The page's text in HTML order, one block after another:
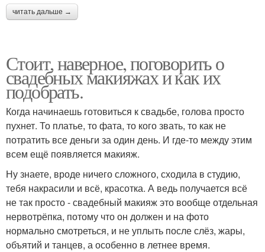
читать дальше →
Стоит, наверное, поговорить о
свадебных макияжах и как их
подобрать.
Когда начинаешь готовиться к свадьбе, голова просто
пухнет. То платье, то фата, то кого звать, то как не
потратить все деньги за один день. И где-то между этим
всем ещё появляется макияж.
Ну знаете, вроде ничего сложного, сходила в студию,
тебя накрасили и всё, красотка. А ведь получается всё
не так просто - свадебный макияж это вообще отдельная
нервотрёпка, потому что он должен и на фото
нормально смотреться, и не уплыть после слёз, жары,
объятий и танцев, а особенно в летнее время.